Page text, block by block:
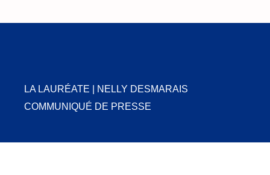
LA LAURÉATE | NELLY DESMARAIS
COMMUNIQUÉ DE PRESSE